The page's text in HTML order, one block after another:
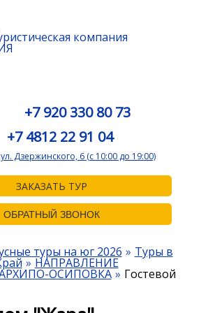
ЗАКАЗАТЬ ТУР
ОБРАТНЫЙ ЗВОНОК
+7 920 330 80 73
+7 4812 22 91 04
Дзержинского, 6 (с 10:00 до 19:00)
туры на юг 2026 Туры в
НАПРАВЛЕНИЕ
ОСИПОВКА Гостевой